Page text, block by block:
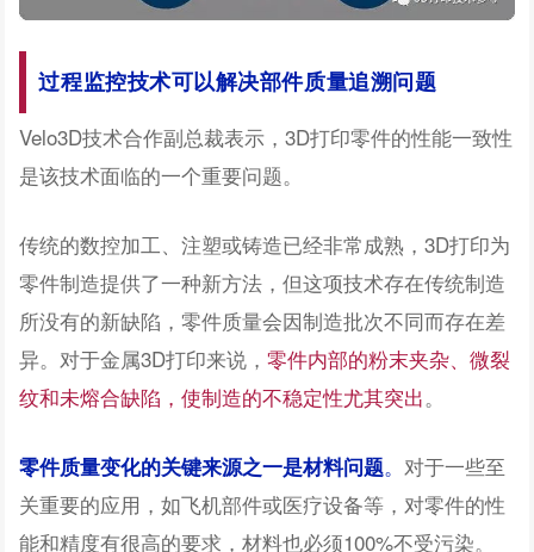
过程监控技术可以解决部件质量追溯问题
Velo3D技术合作副总裁表示，3D打印零件的性能一致性
是该技术面临的一个重要问题。
传统的数控加工、注塑或铸造已经非常成熟，3D打印为
零件制造提供了一种新方法，但这项技术存在传统制造
所没有的新缺陷，零件质量会因制造批次不同而存在差
异。对于金属3D打印来说，零件内部的粉末夹杂、微裂
纹和未熔合缺陷，使制造的不稳定性尤其突出。
零件质量变化的关键来源之一是材料问题。 对于一些至
关重要的应用，如飞机部件或医疗设备等，对零件的性
能和精度有很高的要求，材料也必须100%不受污染。